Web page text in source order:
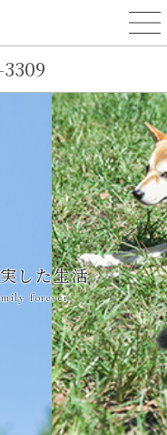
した生活
forever